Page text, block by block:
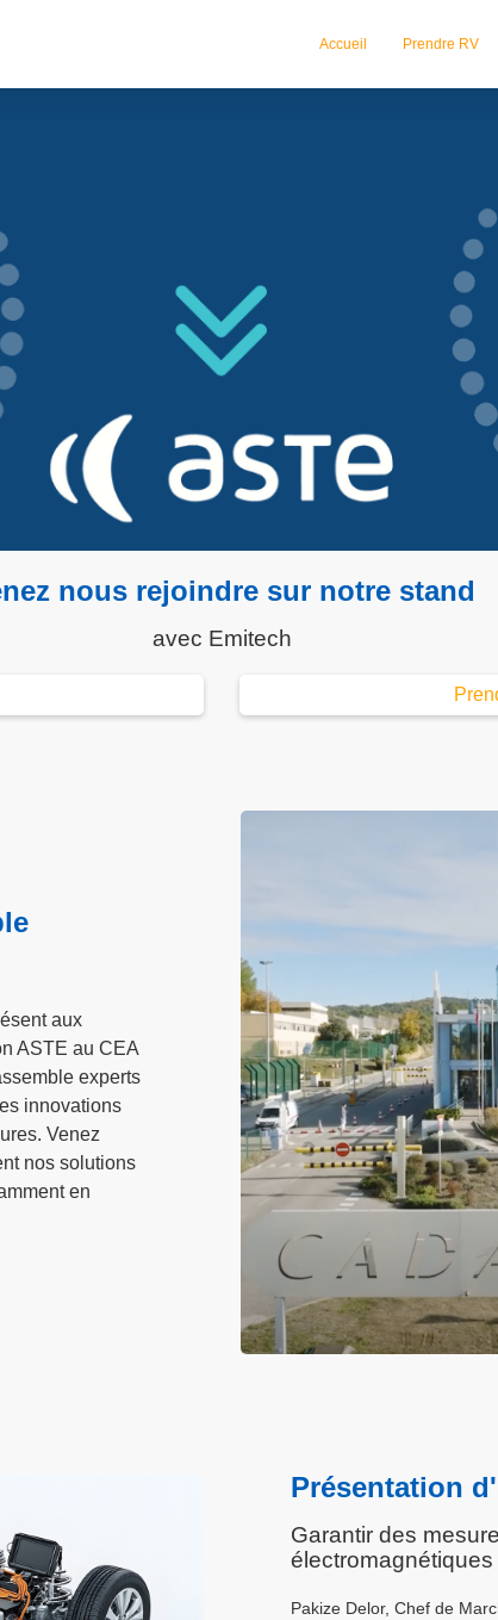
Accueil Prendre RV
nous rejoindre sur notre stand
avec Emitech
aux
ASTE au CEA
experts
innovations
Venez
nos solutions
en
Présentation
Garantir des
électromagnétiques
Pakize Delor, Chef de